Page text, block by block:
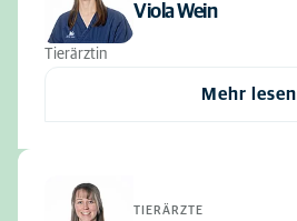
Viola Wein
Tierärztin
Mehr lesen
TIERÄRZTE